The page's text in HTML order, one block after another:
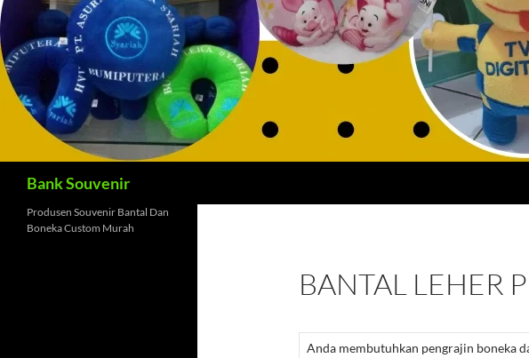
Bank Souvenir
BANTAL LEHER
Anda membutuhkan pengrajin boneka
Produsen Souvenir Bantal Dan
Boneka Custom Murah